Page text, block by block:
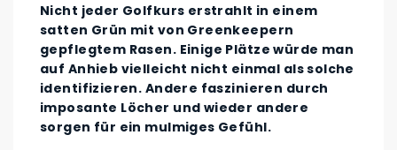
Nicht jeder Golfkurs erstrahlt in einem
satten Grün mit von Greenkeepern
gepflegtem Rasen. Einige Plätze würde man
auf Anhieb vielleicht nicht einmal als solche
identifizieren. Andere faszinieren durch
imposante Löcher und wieder andere
sorgen für ein mulmiges Gefühl.